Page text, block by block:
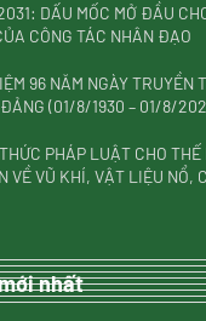
DẤU MỐC MỞ ĐẦU
CÔNG TÁC NHÂN ĐẠO
96 NĂM NGÀY TRUYỀN
(01/8/1930 – 01/8/
PHÁP LUẬT CHO
VỀ VŨ KHÍ, VẬT LIỆU NỔ,
nhất